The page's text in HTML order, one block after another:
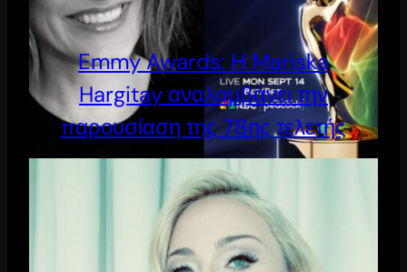
Emmy Awards: Η Mariska
Hargitay αναλαμβάνει την
παρουσίαση της 78ης τελετής